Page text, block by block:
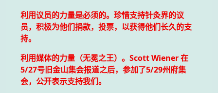
利用议员的力量是必须的。珍惜支持针灸界的议
员，积极为他们捐款，投票，以获得他们长久的支
持。
利用媒体的力量（无冕之王）。Scott Wiener 在
5/27号旧金山集会报道之后，参加了5/29州府集
会，公开表示支持我们。